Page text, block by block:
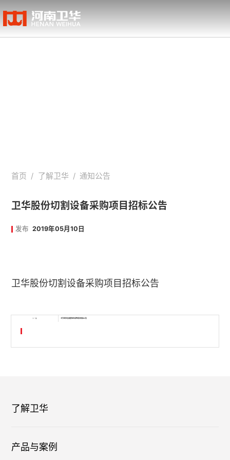
首页 / 了解卫华 / 通知公告
卫华股份切割设备采购项目招标公告
发布 2019年05月10日
卫华股份切割设备采购项目招标公告
了解卫华
产品与案例